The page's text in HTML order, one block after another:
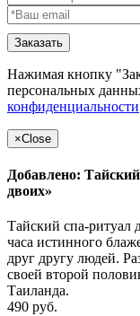
Заказать
Нажимая кнопку
персональных
конфиденциальности
×Close
Добавлено:
двоих»
Тайский спа-ритуал
часа истинного
друг другу людей.
своей второй
Таиланда.
490 руб.